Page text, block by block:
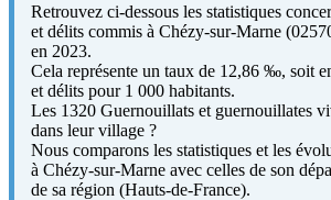
Retrouvez ci-dessous les statistiques
et délits commis à Chézy-sur-Marne
en 2023.
Cela représente un taux de 12,86 ‰, soit
et délits pour 1 000 habitants.
Les 1320 Guernouillats et guernouillates
dans leur village ?
Nous comparons les statistiques et les
à Chézy-sur-Marne avec celles de son
de sa région (Hauts-de-France).